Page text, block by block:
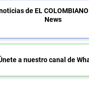
de EL
News
a nuestro canal de